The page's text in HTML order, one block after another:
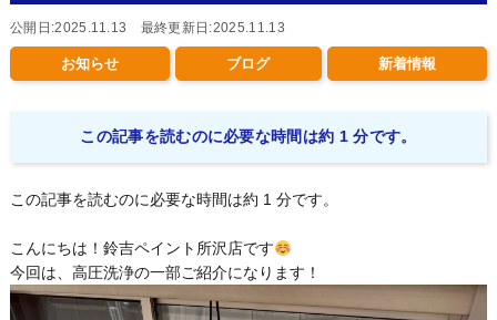
公開日:2025.11.13 最終更新日:2025.11.13
お知らせ ブログ 新着情報
この記事を読むのに必要な時間は約 1 分です。
この記事を読むのに必要な時間は約 1 分です。
こんにちは！鈴吉ペイント所沢店です
今回は、高圧洗浄の一部ご紹介になります！